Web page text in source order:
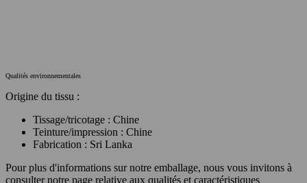
Qualités environnementales
Origine du tissu :
Tissage/tricotage : Chine
Teinture/impression : Chine
Fabrication : Sri Lanka
Pour plus d'informations sur notre emballage, nous vous invitons à
consulter notre page relative aux qualités et caractéristiques